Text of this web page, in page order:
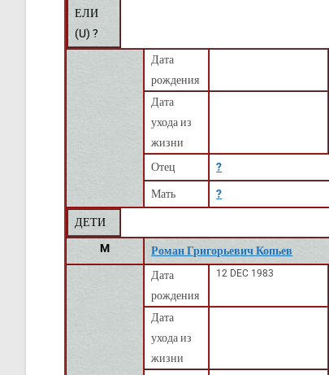
ЕЛИ
(U) ?
Дата
рождения
Дата
ухода из
жизни
Отец
?
Мать ?
ДЕТИ
M
Роман Григорьевич Копьев
Дата
рождения
12 DEC 1983
Дата
ухода из
жизни